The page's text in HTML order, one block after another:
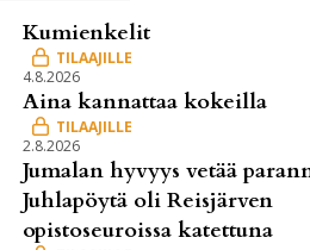
Kumienkelit
4.8.2026
Aina kannattaa kokeilla
2.8.2026
Jumalan hyvyys vetää
Juhlapöytä oli Reisjärven
opistoseuroissa katettuna